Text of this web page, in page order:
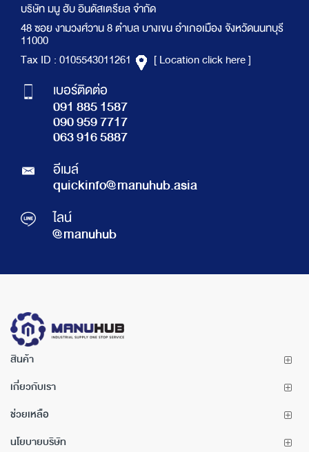
บริษัท มนู ฮับ อินดัสเตรียล จำกัด
48 ซอย งามวงศ์วาน 8 ตำบล บางเขน อำเภอเมือง จังหวัดนนทบุรี
11000
Tax ID : 0105543011261
[ Location click here ]
เบอร์ติดต่อ
091 885 1587
090 959 7717
063 916 5887
อีเมล์
quickinfo@manuhub.asia
ไลน์
@manuhub
สินค้า
เกี่ยวกับเรา
ช่วยเหลือ
นโยบายบริษัท